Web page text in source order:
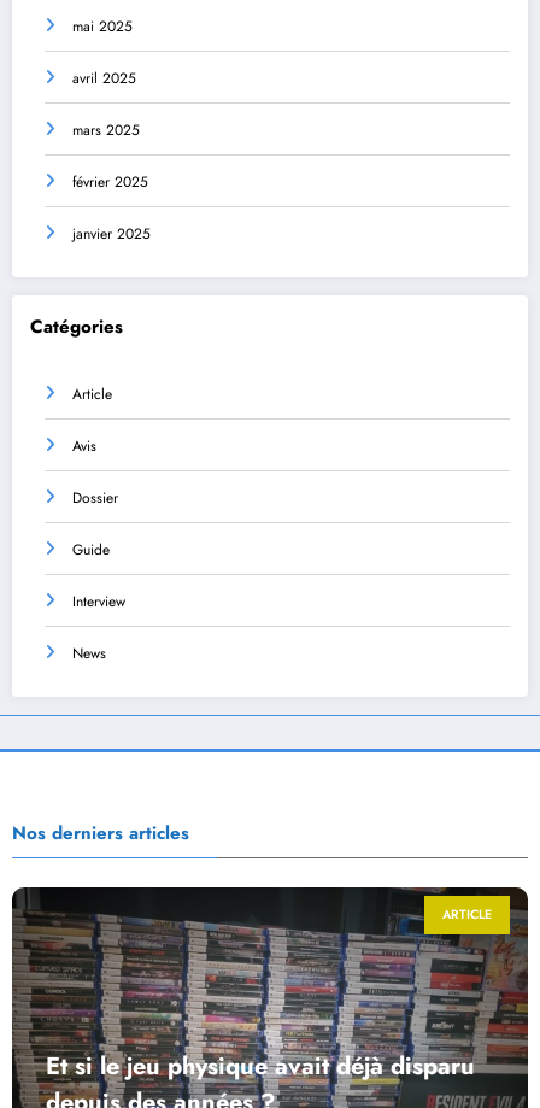
mai 2025
avril 2025
mars 2025
février 2025
janvier 2025
Catégories
Article
Avis
Dossier
Guide
Interview
News
Nos derniers articles
ARTICLE
Et si le jeu physique avait déjà disparu